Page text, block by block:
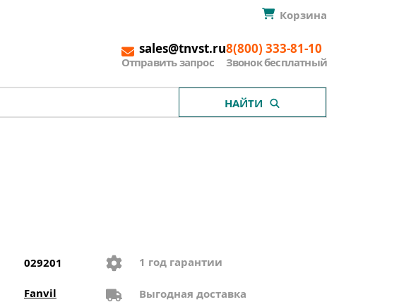
Корзина
sales@tnvst.ru
Отправить запрос
8(800) 333-81-10
Звонок бесплатный
НАЙТИ
029201
Fanvil
1 год гарантии
Выгодная доставка